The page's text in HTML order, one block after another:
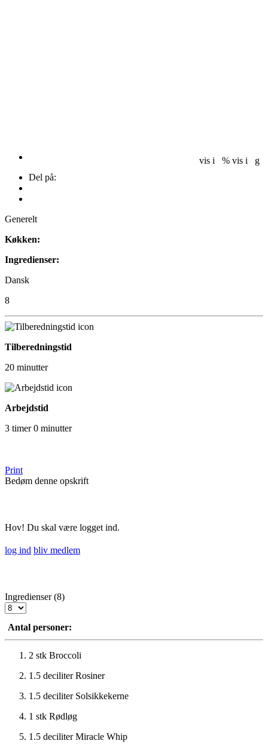
Del på:
Generelt
Køkken:
Ingredienser:
Dansk
8
Tilberedningstid
20 minutter
Arbejdstid
3 timer 0 minutter
Print
Bedøm denne opskrift
Hov! Du skal være logget ind.
log ind bliv medlem
Ingredienser (8)
Antal personer:
2 stk Broccoli
1.5 deciliterRosiner
1.5 deciliter Solsikkekerne
1 stk Rødløg
1.5 deciliterMiracle Whip
vis i % vis i g